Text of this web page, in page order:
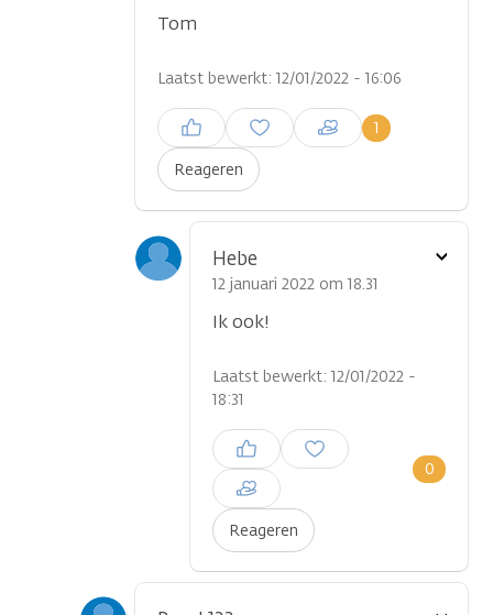
Tom
Laatst bewerkt: 12/01/2022 - 16:06
Reageren
1
Inloggen om een reactie te
plaatsen
Hebe
12 januari 2022 om 18.31
Ik ook!
Laatst bewerkt: 12/01/2022 -
18:31
Reageren
0
Inloggen om een reactie te
plaatsen
Toon